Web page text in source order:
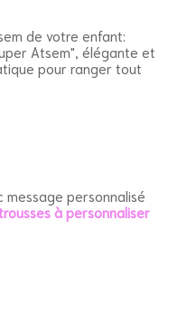
de votre enfant:
Atsem", élégante et
pour ranger tout
message personnalisé
à personnaliser